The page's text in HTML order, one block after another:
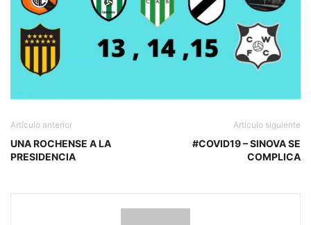
Artículo anterior
UNA ROCHENSE A LA
PRESIDENCIA
Artículo siguiente
#COVID19 – SINOVA SE
COMPLICA